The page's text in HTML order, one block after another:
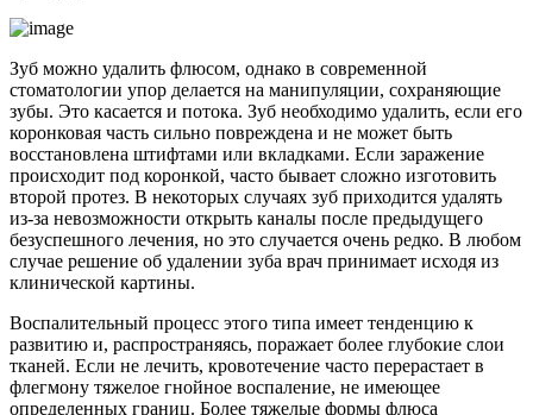
Зуб можно удалить флюсом, однако в современной
стоматологии упор делается на манипуляции, сохраняющие
зубы. Это касается и потока. Зуб необходимо удалить, если его
коронковая часть сильно повреждена и не может быть
восстановлена ​​штифтами или вкладками. Если заражение
происходит под коронкой, часто бывает сложно изготовить
второй протез. В некоторых случаях зуб приходится удалять
из-за невозможности открыть каналы после предыдущего
безуспешного лечения, но это случается очень редко. В любом
случае решение об удалении зуба врач принимает исходя из
клинической картины.
Воспалительный процесс этого типа имеет тенденцию к
развитию и, распространяясь, поражает более глубокие слои
тканей. Если не лечить, кровотечение часто перерастает в
флегмону тяжелое гнойное воспаление, не имеющее
определенных границ. Более тяжелые формы флюса